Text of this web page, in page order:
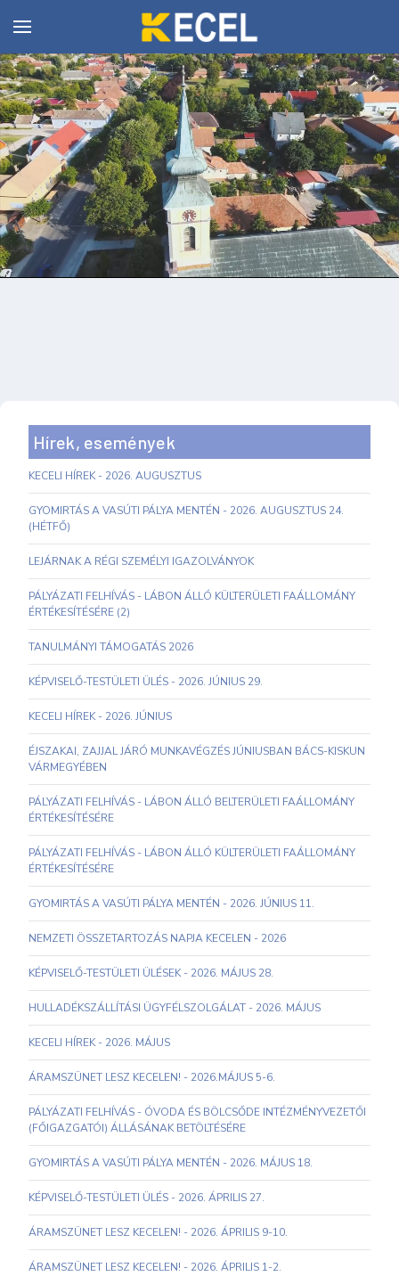
Hírek, események
KECELI HÍREK - 2026. AUGUSZTUS
GYOMIRTÁS A VASÚTI PÁLYA MENTÉN - 2026. AUGUSZTUS 24.
(HÉTFŐ)
LEJÁRNAK A RÉGI SZEMÉLYI IGAZOLVÁNYOK
PÁLYÁZATI FELHÍVÁS - LÁBON ÁLLÓ KÜLTERÜLETI FAÁLLOMÁNY
ÉRTÉKESÍTÉSÉRE (2)
TANULMÁNYI TÁMOGATÁS 2026
KÉPVISELŐ-TESTÜLETI ÜLÉS - 2026. JÚNIUS 29.
KECELI HÍREK - 2026. JÚNIUS
ÉJSZAKAI, ZAJJAL JÁRÓ MUNKAVÉGZÉS JÚNIUSBAN BÁCS-KISKUN
VÁRMEGYÉBEN
PÁLYÁZATI FELHÍVÁS - LÁBON ÁLLÓ BELTERÜLETI FAÁLLOMÁNY
ÉRTÉKESÍTÉSÉRE
PÁLYÁZATI FELHÍVÁS - LÁBON ÁLLÓ KÜLTERÜLETI FAÁLLOMÁNY
ÉRTÉKESÍTÉSÉRE
GYOMIRTÁS A VASÚTI PÁLYA MENTÉN - 2026. JÚNIUS 11.
NEMZETI ÖSSZETARTOZÁS NAPJA KECELEN - 2026
KÉPVISELŐ-TESTÜLETI ÜLÉSEK - 2026. MÁJUS 28.
HULLADÉKSZÁLLÍTÁSI ÜGYFÉLSZOLGÁLAT - 2026. MÁJUS
KECELI HÍREK - 2026. MÁJUS
ÁRAMSZÜNET LESZ KECELEN! - 2026.MÁJUS 5-6.
PÁLYÁZATI FELHÍVÁS - ÓVODA ÉS BÖLCSŐDE INTÉZMÉNYVEZETŐI
(FŐIGAZGATÓI) ÁLLÁSÁNAK BETÖLTÉSÉRE
GYOMIRTÁS A VASÚTI PÁLYA MENTÉN - 2026. MÁJUS 18.
KÉPVISELŐ-TESTÜLETI ÜLÉS - 2026. ÁPRILIS 27.
ÁRAMSZÜNET LESZ KECELEN! - 2026. ÁPRILIS 9-10.
ÁRAMSZÜNET LESZ KECELEN! - 2026. ÁPRILIS 1-2.